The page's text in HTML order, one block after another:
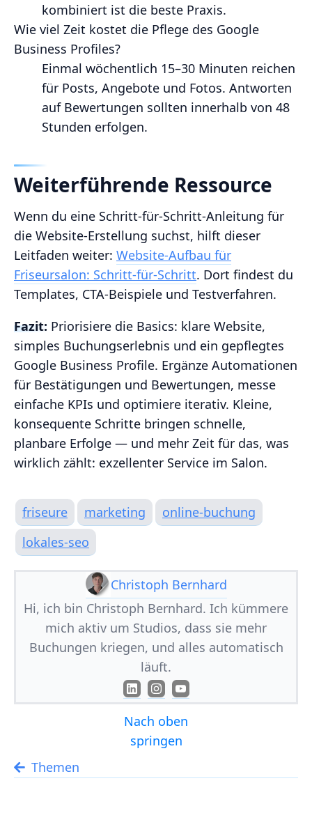
kombiniert ist die beste Praxis.
Wie viel Zeit kostet die Pflege des Google
Business Profiles?
Einmal wöchentlich 15–30 Minuten reichen
für Posts, Angebote und Fotos. Antworten
auf Bewertungen sollten innerhalb von 48
Stunden erfolgen.
Weiterführende Ressource
Wenn du eine Schritt‑für‑Schritt‑Anleitung für
die Website‑Erstellung suchst, hilft dieser
Leitfaden weiter: Website‑Aufbau für
Friseursalon: Schritt‑für‑Schritt. Dort findest du
Templates, CTA‑Beispiele und Testverfahren.
Fazit: Priorisiere die Basics: klare Website,
simples Buchungserlebnis und ein gepflegtes
Google Business Profile. Ergänze Automationen
für Bestätigungen und Bewertungen, messe
einfache KPIs und optimiere iterativ. Kleine,
konsequente Schritte bringen schnelle,
planbare Erfolge — und mehr Zeit für das, was
wirklich zählt: exzellenter Service im Salon.
friseure marketing
online-buchung
lokales-seo
Christoph Bernhard
Hi, ich bin Christoph Bernhard. Ich kümmere
mich aktiv um Studios, dass sie mehr
Buchungen kriegen, und alles automatisch
läuft.